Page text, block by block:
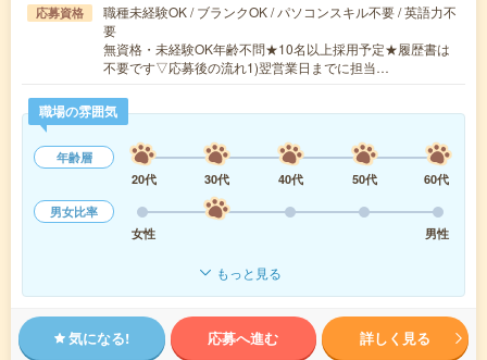
応募資格
職種未経験OK / ブランクOK / パソコンスキル不要 / 英語力不
要
無資格・未経験OK年齢不問★10名以上採用予定★履歴書は
不要です▽応募後の流れ1)翌営業日までに担当…
職場の雰囲気
年齢層
20代
30代 40代 50代
60代
男女比率
女性
男性
もっと見る
気になる! 応募へ進む 詳しく見る